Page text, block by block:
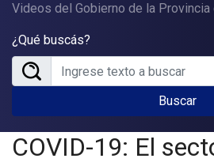
Videos del Gobierno de la Provincia
¿Qué buscás?
Buscar
COVID-19: El